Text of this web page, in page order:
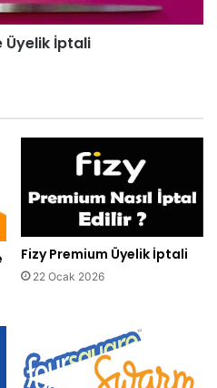
Üyelik İptali
Fizy Premium Üyelik İptali
22 Ocak 2026